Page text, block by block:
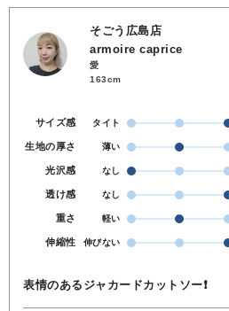
そごう広島店
armoire caprice
愛
163cm
サイズ感 タイト
生地の厚さ 薄い
光沢感 なし
透け感 なし
重さ 軽い
伸縮性 伸びない
表情のあるジャカードカットソー❗